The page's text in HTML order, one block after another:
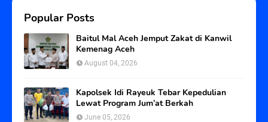
Popular Posts
Baitul Mal Aceh Jemput Zakat di Kanwil
Kemenag Aceh
August 04, 2026
Kapolsek Idi Rayeuk Tebar Kepedulian
Lewat Program Jum’at Berkah
June 05, 2026